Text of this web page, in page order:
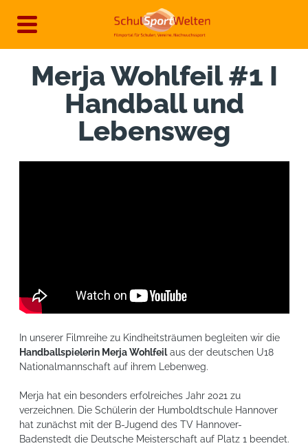
zum
Merja Wohlfeil #1 I
Handball und
Lebensweg
In unserer Filmreihe zu Kindheitsträumen begleiten wir die
Handballspielerin Merja Wohlfeilaus der deutschen U18
Nationalmannschaft auf ihrem Lebenweg.
Merja hat ein besonders erfolreiches Jahr 2021 zu
verzeichnen. Die Schülerin der Humboldtschule Hannover
hat zunächst mit der B-Jugend des TV Hannover-
Badenstedt die Deutsche Meisterschaft auf Platz 1 beendet.